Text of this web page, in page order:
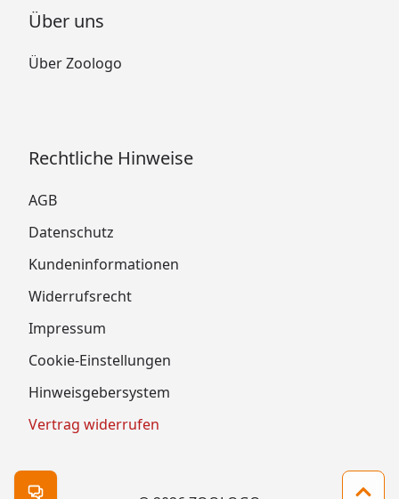
Über uns
Über Zoologo
Rechtliche Hinweise
AGB
Datenschutz
Kundeninformationen
Widerrufsrecht
Impressum
Cookie-Einstellungen
Hinweisgebersystem
Vertrag widerrufen